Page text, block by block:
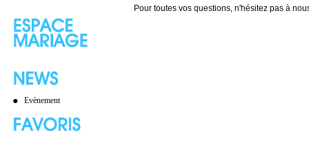
Evènement
Pour toutes vos questions, n'hésitez pas à